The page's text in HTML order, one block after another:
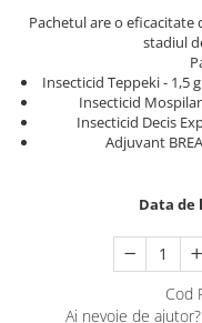
Amendamente de sol
Activatori de sol
Ameliatori de sol pe
humic
Micronutrienti
Seminte de ceapa
Seminte de salata
Seminte de porumb
Seminte de sfecla rosie
Fasole
Fasole oloaga
Seminte de ridichii
Masini de taiat
Echipamente de
Echipament de
Pistoale de lipit cu
Unelte de mana
Tubulare si accesorii
Pachetul are o
stadiul
Insecticid Teppeki - 1,5
Insecticid
Insecticid Decis
Adjuvant
Data de
Cod
Ai nevoie de ajutor?